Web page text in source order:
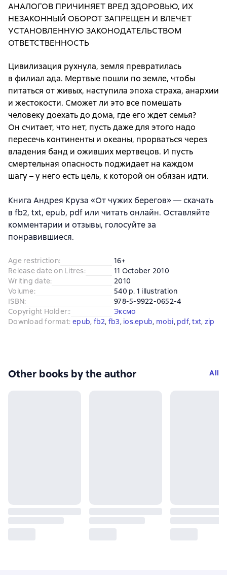
АНАЛОГОВ ПРИЧИНЯЕТ ВРЕД ЗДОРОВЬЮ, ИХ
НЕЗАКОННЫЙ ОБОРОТ ЗАПРЕЩЕН И ВЛЕЧЕТ
УСТАНОВЛЕННУЮ ЗАКОНОДАТЕЛЬСТВОМ
ОТВЕТСТВЕННОСТЬ
Цивилизация рухнула, земля превратилась
в филиал ада. Мертвые пошли по земле, чтобы
питаться от живых, наступила эпоха страха, анархии
и жестокости. Сможет ли это все помешать
человеку доехать до дома, где его ждет семья?
Он считает, что нет, пусть даже для этого надо
пересечь континенты и океаны, прорваться через
владения банд и оживших мертвецов. И пусть
смертельная опасность поджидает на каждом
шагу – у него есть цель, к которой он обязан идти.
Книга Андрея Круза «От чужих берегов» — скачать
в fb2, txt, epub, pdf или читать онлайн. Оставляйте
комментарии и отзывы, голосуйте за
понравившиеся.
Age restriction:
16+
Release date on Litres:
11 October 2010
Writing date:
2010
Volume:
540 p. 1 illustration
ISBN:
978-5-9922-0652-4
Copyright Holder::
Эксмо
Download format: epub, fb2, fb3, ios.epub, mobi, pdf, txt, zip
Other books by the author All